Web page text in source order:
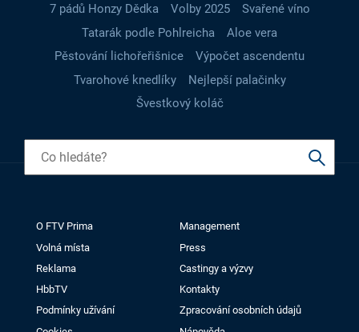
7 pádů Honzy Dědka
Volby 2025
Svařené víno
Tatarák podle Pohlreicha
Aloe vera
Pěstování lichořeřišnice
Výpočet ascendentu
Tvarohové knedlíky
Nejlepší palačinky
Švestkový koláč
O FTV Prima
Management
Volná místa
Press
Reklama
Castingy a výzvy
HbbTV
Kontakty
Podmínky užívání
Zpracování osobních údajů